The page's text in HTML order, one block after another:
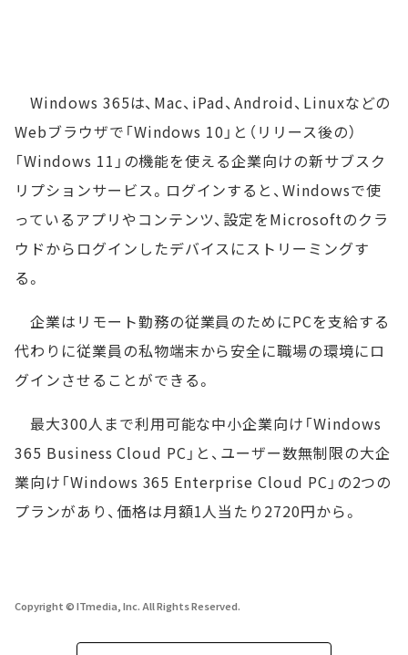
Windows 365は、Mac、iPad、Android、Linuxなどの
Webブラウザで「Windows 10」と（リリース後の）
「Windows 11」の機能を使える企業向けの新サブスク
リプションサービス。ログインすると、Windowsで使
っているアプリやコンテンツ、設定をMicrosoftのクラ
ウドからログインしたデバイスにストリーミングす
る。
企業はリモート勤務の従業員のためにPCを支給する
代わりに従業員の私物端末から安全に職場の環境にロ
グインさせることができる。
最大300人まで利用可能な中小企業向け「Windows
365 Business Cloud PC」と、ユーザー数無制限の大企
業向け「Windows 365 Enterprise Cloud PC」の2つの
プランがあり、価格は月額1人当たり2720円から。
Copyright © ITmedia, Inc. All Rights Reserved.